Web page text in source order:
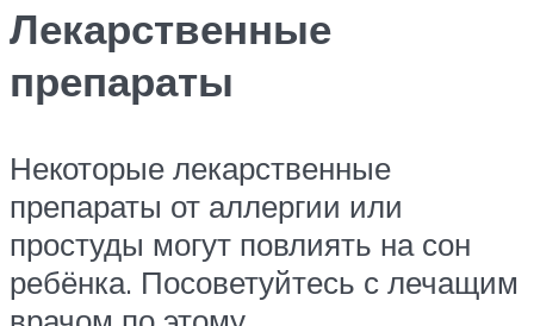
Лекарственные
препараты
Некоторые лекарственные
препараты от аллергии или
простуды могут повлиять на сон
ребёнка. Посоветуйтесь с лечащим